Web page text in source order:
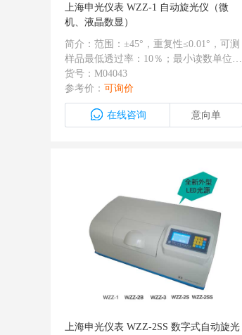
上海申光仪表 WZZ-1 自动旋光仪（微
机、液晶数显）
简介：范围：±45°，重复性≤0.01°，可测
样品最低透过率：10％；最小读数单位：
0.002°，有RS232接口，保存三次复测数
据并计算平均值
货号：M04043
参考价： 可询价
在线咨询 意向单
上海申光仪表 WZZ-2SS 数字式自动旋光